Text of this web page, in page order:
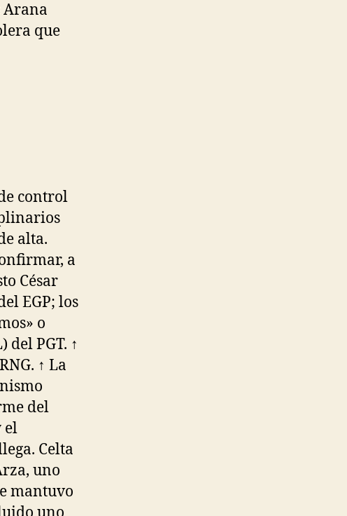
Arana
que
control
alta.
a
César
EGP; los
o
PGT. ↑
↑ La
del
el
Celta
uno
mantuvo